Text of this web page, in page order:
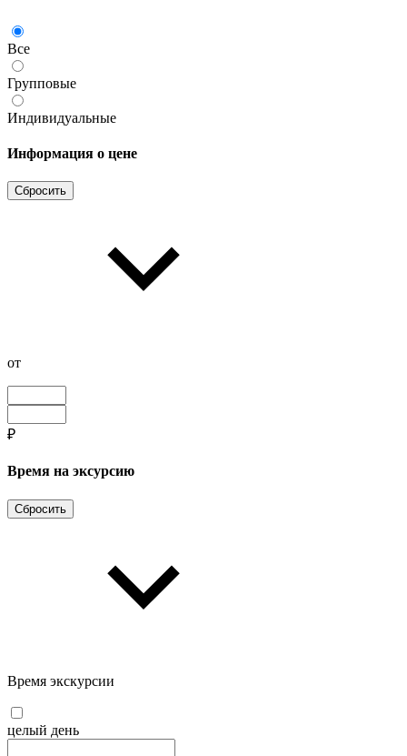
Все
Групповые
Индивидуальные
Информация о цене
Сбросить
от
₽
Время на эксурсию
Сбросить
Время экскурсии
целый день